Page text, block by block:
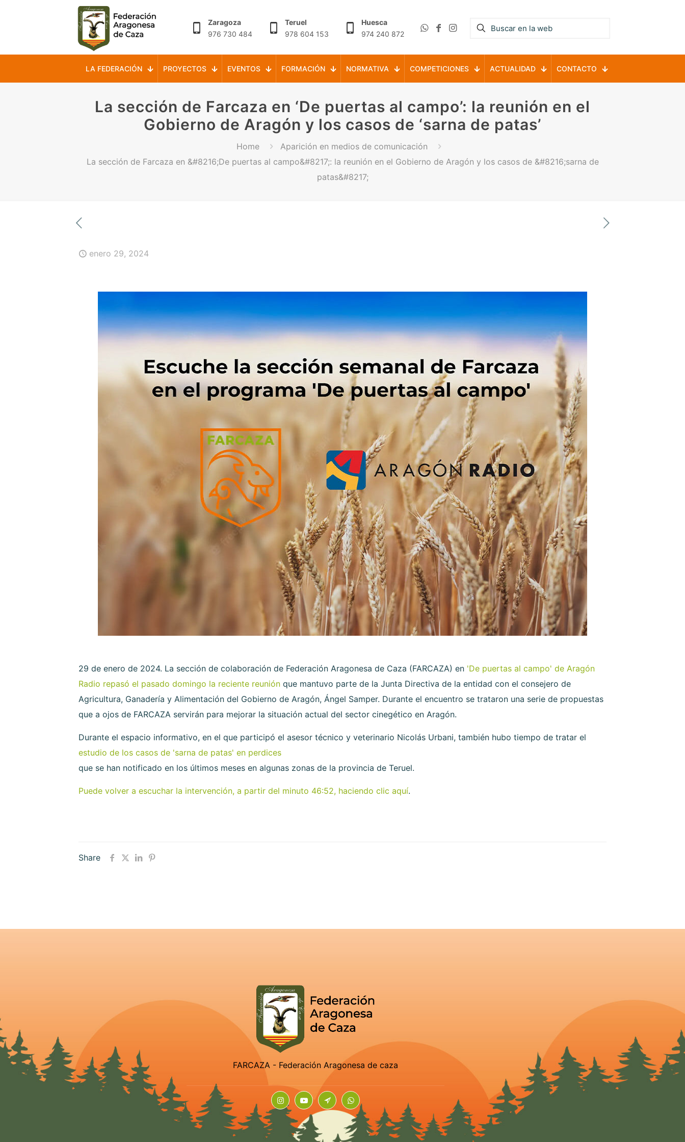
Zaragoza
976 730 484
Teruel
978 604 153
Huesca
974 240 872
LA FEDERACIÓN PROYECTOS EVENTOS FORMACIÓN NORMATIVA COMPETICIONES ACTUALIDAD CONTACTO
La sección de Farcaza en ‘De puertas al campo’: la reunión en el
Gobierno de Aragón y los casos de ‘sarna de patas’
Home
Aparición en medios de comunicación
La sección de Farcaza en &#8216;De puertas al campo&#8217;: la reunión en el Gobierno de Aragón y los casos de &#8216;sarna de
patas&#8217;
enero 29, 2024
29 de enero de 2024. La sección de colaboración de Federación Aragonesa de Caza (FARCAZA) en 'De puertas al campo' de Aragón
Radio repasó el pasado domingo la reciente reunión que mantuvo parte de la Junta Directiva de la entidad con el consejero de
Agricultura, Ganadería y Alimentación del Gobierno de Aragón, Ángel Samper. Durante el encuentro se trataron una serie de propuestas
que a ojos de FARCAZA servirán para mejorar la situación actual del sector cinegético en Aragón.
Durante el espacio informativo, en el que participó el asesor técnico y veterinario Nicolás Urbani, también hubo tiempo de tratar el
estudio de los casos de 'sarna de patas' en perdices
que se han notificado en los últimos meses en algunas zonas de la provincia de Teruel.
Puede volver a escuchar la intervención, a partir del minuto 46:52, haciendo clic aquí.
Share
FARCAZA - Federación Aragonesa de caza